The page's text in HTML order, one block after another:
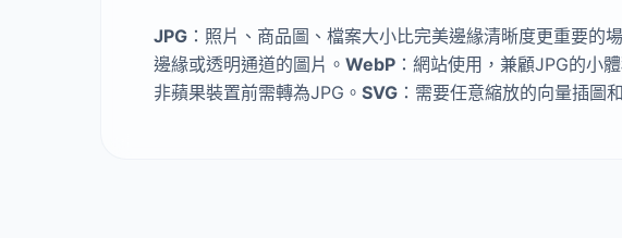
JPG ：照片、商品圖、檔案大小比完美邊緣清晰度更重要的
邊緣或透明通道的圖片。 WebP ：網站使用，兼顧JPG的小
非蘋果裝置前需轉為JPG。 SVG ：需要任意縮放的向量插圖